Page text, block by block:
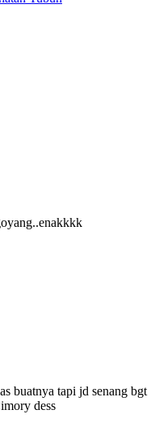
buatnya tapi jd senang bgt
dess